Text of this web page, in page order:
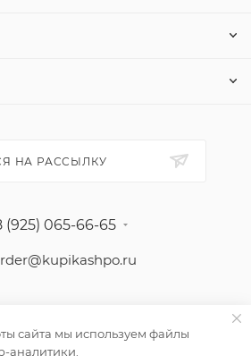
НА РАССЫЛКУ
(925) 065-66-65
сайта мы используем файлы
аналитики.